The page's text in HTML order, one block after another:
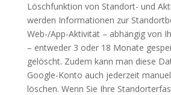
Löschfunktion von Standort- und
werden Informationen zur
Web-/App-Aktivität – abhängig von
– entweder 3 oder 18 Monate
gelöscht. Zudem kann man diese
Google-Konto auch jederzeit
löschen. Wenn Sie Ihre